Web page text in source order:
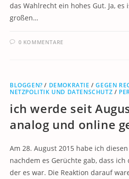
das Wahlrecht ein hohes Gut. Ja,
großen…
0 KOMMENTARE
BLOGGEN? / DEMOKRATIE /GEGEN
NETZPOLITIK UND DATENSCHUTZ /
ich werde seit
analog und online
Am 28. August 2015 habe ich
nachdem es Gerüchte gab, dass
der es war. Die Reaktion darauf